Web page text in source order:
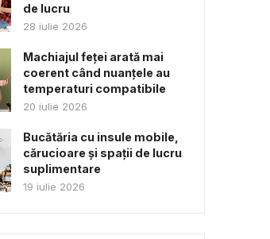
de lucru
28 iulie 2026
Machiajul feței arată mai
coerent când nuanțele au
temperaturi compatibile
20 iulie 2026
Bucătăria cu insule mobile,
cărucioare și spații de lucru
suplimentare
19 iulie 2026